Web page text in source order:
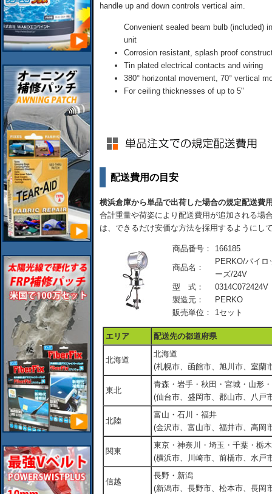
handle up and down controls vertical aim.
Convenient sealed beam bulb (included)
unit
Corrosion resistant, splash proof
Tin plated electrical contacts and wiring
380° horizontal movement, 70° vertical
For ceiling thicknesses of up to 5"
配送費用の目安
横浜倉庫から単品で出荷した場合の規定配送費
合計重量や荷姿により配送費用が追加される場
は、できるだけ安価な方法を採用するようにし
商品番号： 166185
商品名：
PERKO/パイロ
ーズ/24V
型 式：
0314C072424V
製造元：
PERKO
販売単位：
1セット
エリア 配送先の都道府県
北海道
北海道
(札幌市、函館市、旭川市、室蘭
東北
青森・岩手・秋田・宮城・山形
(仙台市、盛岡市、郡山市、八戸
北陸
富山・石川・福井
(金沢市、富山市、福井市、高岡
関東
東京・神奈川・埼玉・千葉・栃
(横浜市、川崎市、前橋市、水戸
信越
長野・新潟
(新潟市、長野市、松本市、長岡